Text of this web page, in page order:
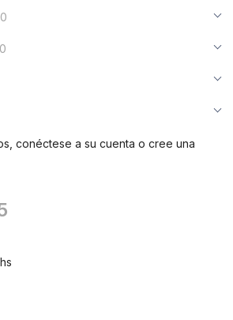
***
***
***
***
conéctese a su cuenta o cree una